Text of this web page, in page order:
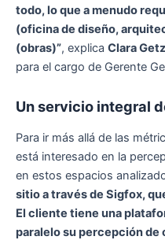
todo, lo que a menudo
(oficina de diseño,
(obras)”, explica Clara
para el cargo de Gerente
Un servicio integral
Para ir más allá de las
está interesado en la
en estos espacios
sitio a través de Sigfox,
El cliente tiene una
paralelo su percepción de